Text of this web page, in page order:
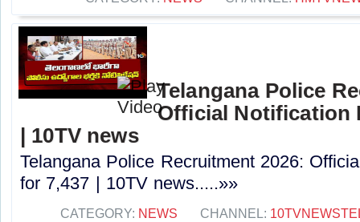
Telangana Police
Official Notification
| 10TV news
Telangana Police Recruitment 2026:
for 7,437 | 10TV news.....»»
CATEGORY: NEWS CHANNEL: